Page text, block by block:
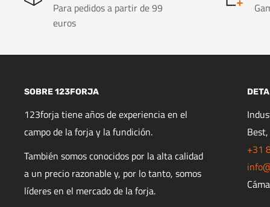
Para pedidos a partir de 99
euros
SOBRE 123FORJA
123forja tiene años de experiencia en el
campo de la forja y la fundición.
También somos conocidos por la alta calidad
a un precio razonable y, por lo tanto, somos
líderes en el mercado de la forja.
+31